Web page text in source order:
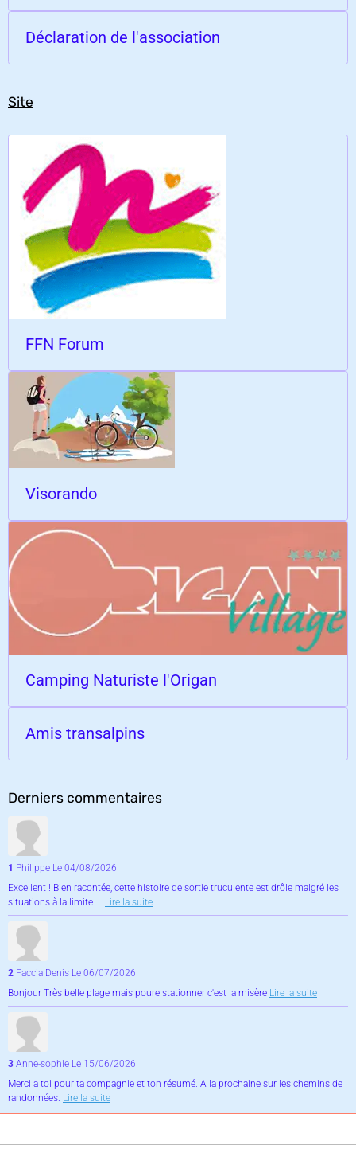
Déclaration de l'association
Site
FFN Forum
Visorando
Camping Naturiste l'Origan
Amis transalpins
Derniers commentaires
1 Philippe Le 04/08/2026
Excellent ! Bien racontée, cette histoire de sortie truculente est drôle malgré les
situations à la limite ... Lire la suite
2 Faccia Denis Le 06/07/2026
Bonjour Très belle plage mais poure stationner c'est la misère Lire la suite
3 Anne-sophie Le 15/06/2026
Merci a toi pour ta compagnie et ton résumé. A la prochaine sur les chemins de
randonnées. Lire la suite